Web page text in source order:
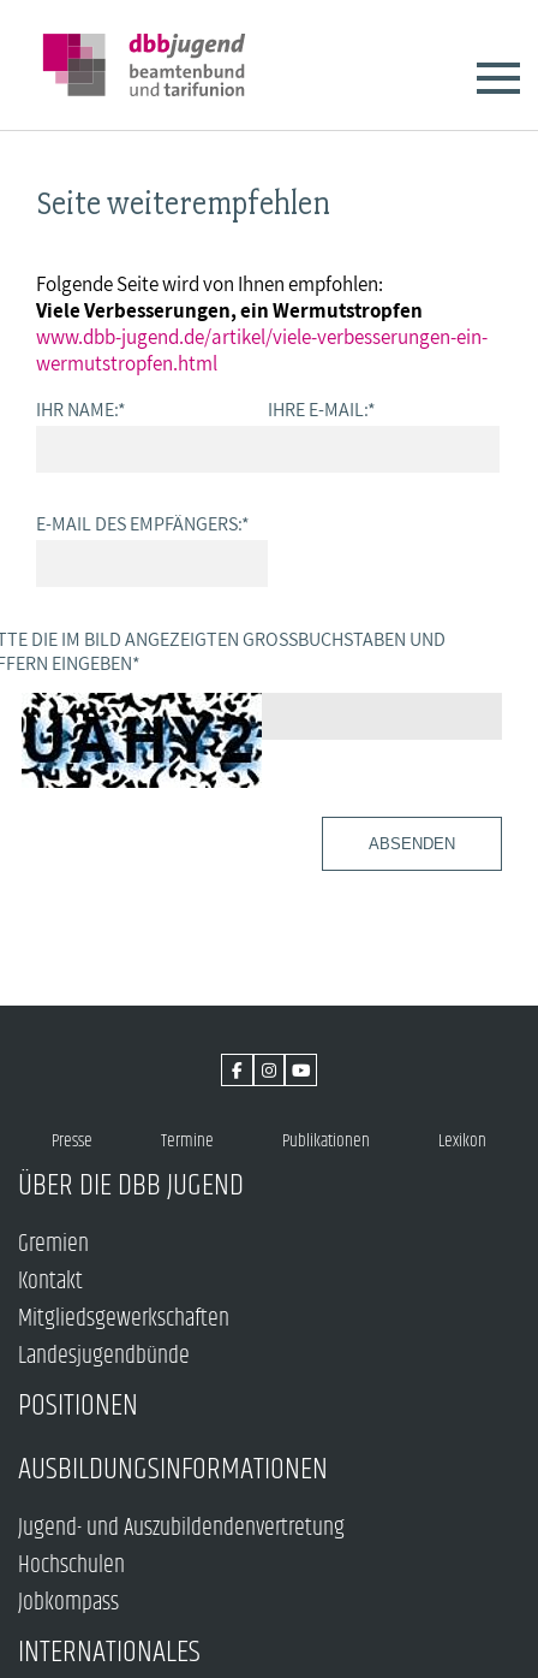
Seite weiterempfehlen
Folgende Seite wird von Ihnen empfohlen:
Viele Verbesserungen, ein Wermutstropfen
www.dbb-jugend.de/artikel/viele-verbesserungen-ein-
wermutstropfen.html
IHR NAME:* IHRE E-MAIL:*
E-MAIL DES EMPFÄNGERS:*
DIE IM BILD ANGEZEIGTEN GROSSBUCHSTABEN UND Z
EINGEBEN *
ABSENDEN
Presse Termine Publikationen Lexikon
ÜBER DIE DBB JUGEND
Gremien
Kontakt
Mitgliedsgewerkschaften
Landesjugendbünde
POSITIONEN
AUSBILDUNGSINFORMATIONEN
Jugend- und Auszubildendenvertretung
Hochschulen
Jobkompass
INTERNATIONALES